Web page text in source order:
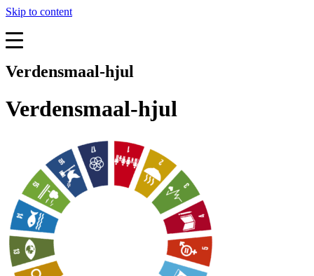
Skip to content
Verdensmaal-hjul
Verdensmaal-hjul